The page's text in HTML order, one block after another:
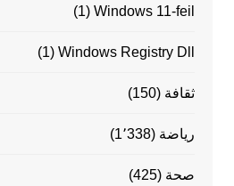
Windows 11-feil
(1)
Windows Registry Dll
(1)
ثقافة (150)
رياضة (1٬338)
صحة (425)